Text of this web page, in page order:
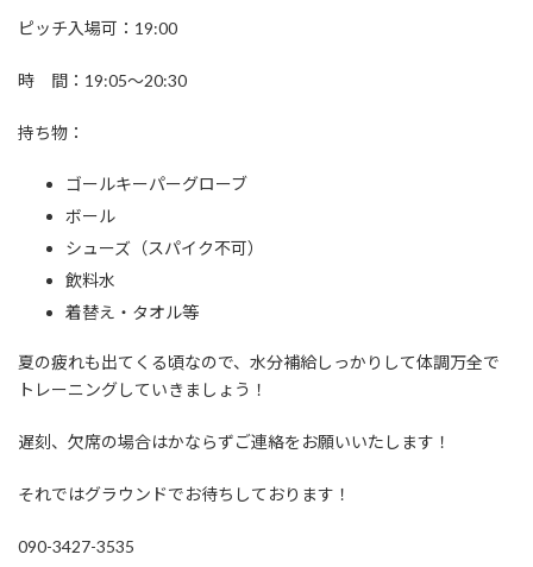
ピッチ入場可：19:00
時 間：19:05～20:30
持ち物：
ゴールキーパーグローブ
ボール
シューズ（スパイク不可）
飲料水
着替え・タオル等
夏の疲れも出てくる頃なので、水分補給しっかりして体調万全で
トレーニングしていきましょう！
遅刻、欠席の場合はかならずご連絡をお願いいたします！
それではグラウンドでお待ちしております！
090-3427-3535